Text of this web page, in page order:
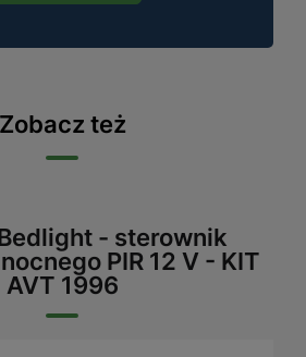
Zobacz też
- sterownik
PIR 12 V - KIT
AVT 1996